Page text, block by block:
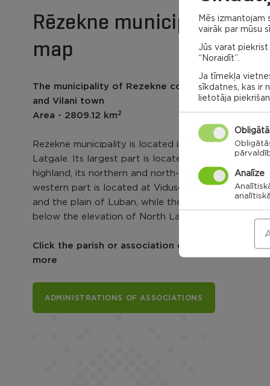
Rēzekne municipality
map
The municipality of Rezekne contains 28 parish
and Vilani town
Area - 2809.12 km2
Rezekne municipality is located in the middle of
Latgale. Its largest part is located at Latgale
highland, its northern and north-west slopes. The
western part is located at Vidusdaugava lowland
and the plain of Luban, while the north is slightly
below the elevation of North Latgale.
Click the parish or association card to explore
more
ADMINISTRATIONS OF ASSOCIATIONS
Mēs izmantojam
vairāk par mūsu
Jūs varat piekrist
“Noraidīt”.
Ja tīmekļa
sīkdatnes, kas ir
lietotāja
Analīze